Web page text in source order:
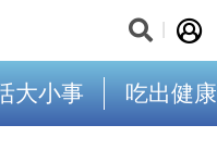
大小事 吃出健康